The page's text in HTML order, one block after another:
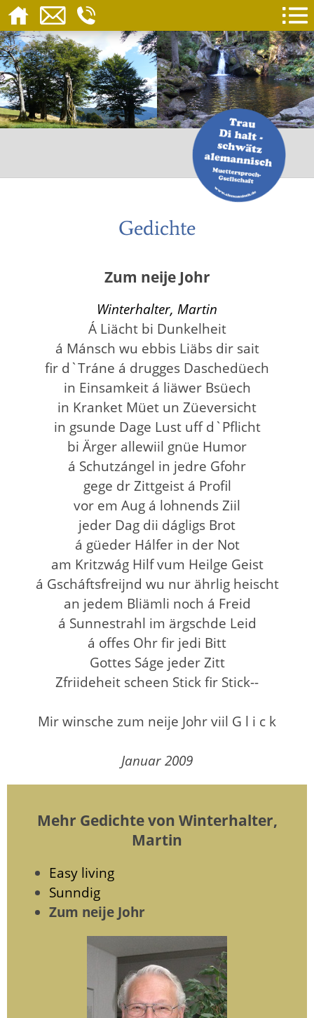
Gedichte
Zum neije Johr
Winterhalter, Martin
Á Liächt bi Dunkelheit
á Mánsch wu ebbis Liäbs dir sait
fir d`Tráne á drugges Daschedüech
in Einsamkeit á liäwer Bsüech
in Kranket Müet un Züeversicht
in gsunde Dage Lust uff d`Pflicht
bi Ärger allewiil gnüe Humor
á Schutzángel in jedre Gfohr
gege dr Zittgeist á Profil
vor em Aug á lohnends Ziil
jeder Dag dii dágligs Brot
á güeder Hálfer in der Not
am Kritzwág Hilf vum Heilge Geist
á Gscháftsfreijnd wu nur ährlig heischt
an jedem Bliämli noch á Freid
á Sunnestrahl im ärgschde Leid
á offes Ohr fir jedi Bitt
Gottes Ságe jeder Zitt
Zfriideheit scheen Stick fir Stick--
Mir winsche zum neije Johr viil G l i c k
Januar 2009
Mehr Gedichte von Winterhalter,
Martin
Easy living
Sunndig
Zum neije Johr